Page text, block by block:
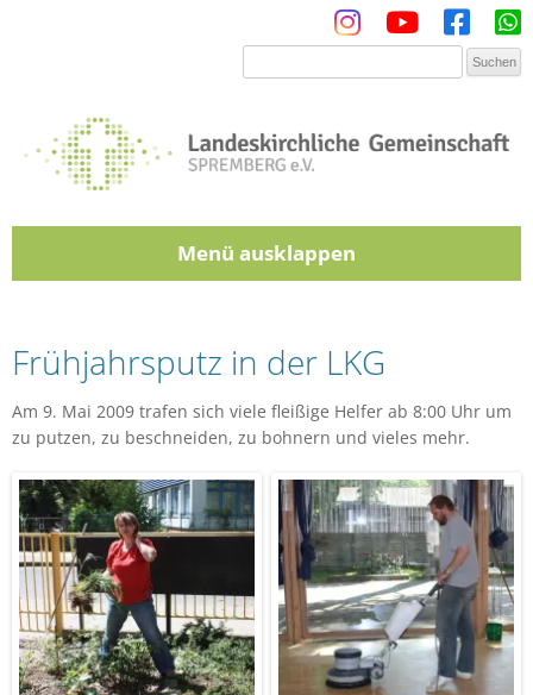
Menü
Frühjahrsputz in der LKG
Am 9. Mai 2009 trafen sich viele fleißige Helfer ab 8:00 Uhr um
zu putzen, zu beschneiden, zu bohnern und vieles mehr.